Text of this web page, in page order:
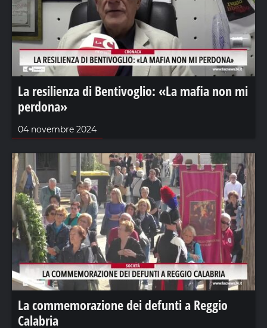
La resilienza di Bentivoglio: «La mafia non mi
perdona»
04 novembre 2024
La commemorazione dei defunti a Reggio
Calabria